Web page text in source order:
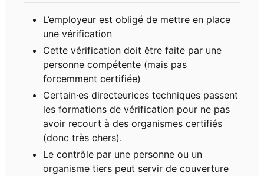
L’employeur est obligé de mettre en place
une vérification
Cette vérification doit être faite par une
personne compétente (mais pas
forcemment certifiée)
Certain·es directeurices techniques passent
les formations de vérification pour ne pas
avoir recourt à des organismes certifiés
(donc très chers).
Le contrôle par une personne ou un
organisme tiers peut servir de couverture